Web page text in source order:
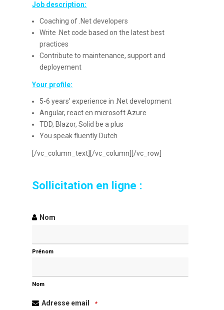
Job description:
Coaching of .Net developers
Write .Net code based on the latest best
practices
Contribute to maintenance, support and
deployement
Your profile:
5-6 years’ experience in .Net development
Angular, react en microsoft Azure
TDD, Blazor, Solid be a plus
You speak fluently Dutch
[/vc_column_text][/vc_column][/vc_row]
Sollicitation en ligne :
Nom
Prénom
Nom
Adresse email *